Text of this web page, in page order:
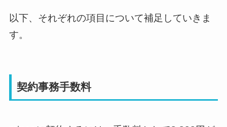
以下、それぞれの項目について補足していきま
す。
契約事務手数料